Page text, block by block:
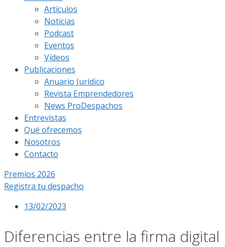
Artículos
Noticias
Podcast
Eventos
Vídeos
Publicaciones
Anuario Jurídico
Revista Emprendedores
News ProDespachos
Entrevistas
Qué ofrecemos
Nosotros
Contacto
Premios 2026
Registra tu despacho
13/02/2023
Diferencias entre la firma digital